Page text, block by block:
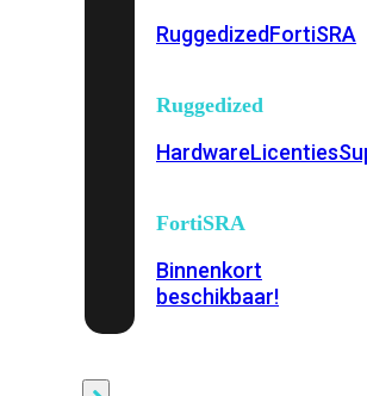
RuggedizedFortiSRA
Ruggedized
HardwareLicenties
FortiSRA
Binnenkort
beschikbaar!